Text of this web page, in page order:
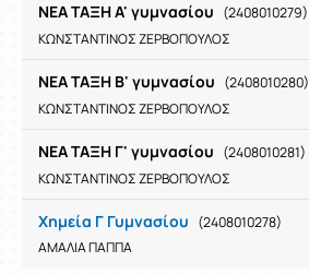
ΝΕΑ ΤΑΞΗ Α' γυμνασίου (2408010279)
ΚΩΝΣΤΑΝΤΙΝΟΣ ΖΕΡΒΟΠΟΥΛΟΣ
ΝΕΑ ΤΑΞΗ Β' γυμνασίου (2408010280)
ΚΩΝΣΤΑΝΤΙΝΟΣ ΖΕΡΒΟΠΟΥΛΟΣ
ΝΕΑ ΤΑΞΗ Γ' γυμνασίου (2408010281)
ΚΩΝΣΤΑΝΤΙΝΟΣ ΖΕΡΒΟΠΟΥΛΟΣ
Χημεία Γ Γυμνασίου (2408010278)
ΑΜΑΛΙΑ ΠΑΠΠΑ